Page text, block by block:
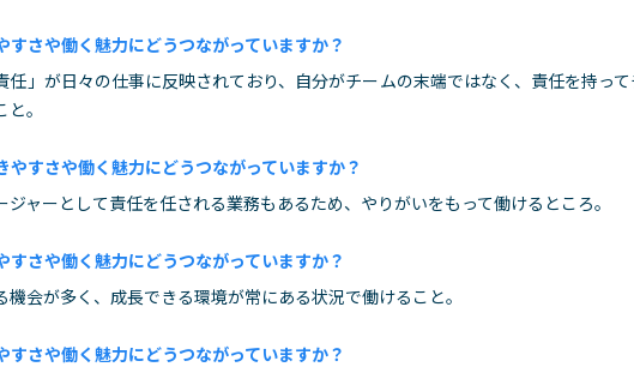
すさや働く魅力にどうつながっていますか？
任」が日々の仕事に反映されており、自分がチームの末端ではなく、責任を持っ
。
やすさや働く魅力にどうつながっていますか？
ジャーとして責任を任される業務もあるため、やりがいをもって働けるところ。
すさや働く魅力にどうつながっていますか？
機会が多く、成長できる環境が常にある状況で働けること。
すさや働く魅力にどうつながっていますか？